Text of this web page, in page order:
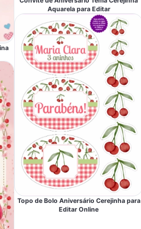
Aquarela para Editar
Topo de Bolo Aniversário Cerejinha para
Editar Online